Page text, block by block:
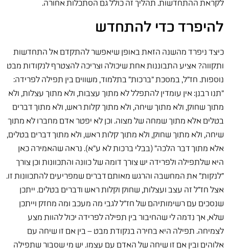
לקראת ההתחדשות. תהליך זה כולל גם הסתכלות אחורה.
להיפרד כדי להתחדש
כיצד ניפרד מהשנה הזאת באופן שיאפשר להתקדם אל התחדשות
ותקווה? אציע התבוננות אחת שיכולה וצריכה להצטרף לנקודות מבט
נוספות. חז"ל, במסכת "ברכות" בתלמוד, משווים בין תפילה לפרידה:
"תנו רבנן: אין עומדין להתפלל לא מתוך עצבות, ולא מתוך עצלות, ולא
מתוך שחוק, ולא מתוך שיחה, ולא מתוך קלות ראש, ולא מתוך דברים
בטלים אלא מתוך שמחה של מצוה. וכן לא יפטר אדם מחברו לא מתוך
שיחה, ולא מתוך שחוק, ולא מתוך קלות ראש, ולא מתוך דברים בטלים,
אלא מתוך דבר הלכה" (בבלי ברכות לא ע"א). נראה שהאמירה כאן
היא שלתפילה ולפרידה יש צורך דומה של כוונה והתכוונות וכן צורך
"לנקות" את המחשבה והרגש מאותם דברים שמפריעים להתכוונות זו.
אצל חז"ל זה עצב ועצלות, שחוק וקלות ראש ודברים בטלים. ייתכן
שנסכים עם רשימותיהם של חז"ל לגבי מה מעכב ומה מחזק וייתכן
שלא, אך נדמה לי שהחיבור בין תפילה לפרידה יכול להוות מצע
לצמיחה. תפילה היא בחירה בנקודת מבט – בין אם זו שיחה עם
אלוהים ובין אם זו שיחה של האדם עם עצמו. יש מי שסבור שתפילה